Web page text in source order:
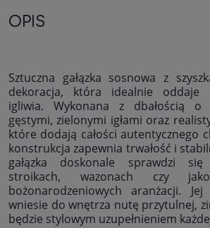
OPIS
Sztuczna gałązka sosnowa z
dekoracja, która idealnie oddaje
igliwia. Wykonana z dbałością o
gęstymi, zielonymi igłami oraz
które dodają całości autentycznego
konstrukcja zapewnia trwałość i
gałązka doskonale sprawdzi
stroikach, wazonach czy
bożonarodzeniowych aranżacji.
wniesie do wnętrza nutę przytulnej,
będzie stylowym uzupełnieniem